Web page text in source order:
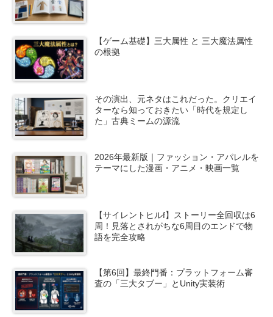
【ゲーム基礎】三大属性 と 三大魔法属性
の根拠
その演出、元ネタはこれだった。クリエイ
ターなら知っておきたい「時代を規定し
た」古典ミームの源流
2026年最新版｜ファッション・アパレルを
テーマにした漫画・アニメ・映画一覧
【サイレントヒルf】ストーリー全回収は6
周！見落とされがちな6周目のエンドで物
語を完全攻略
【第6回】最終門番：プラットフォーム審
査の「三大タブー」とUnity実装術